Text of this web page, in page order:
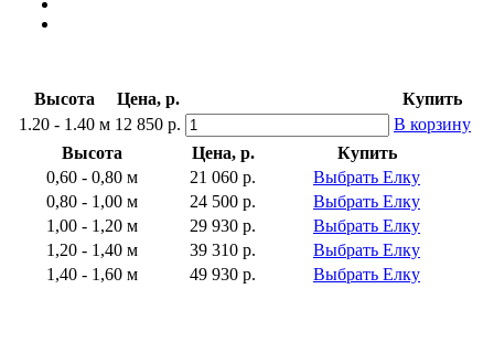
Высота Цена, р.
Купить
1.20 - 1.40 м 12 850 р.
В корзину
Высота
Цена, р.
Купить
0,60 - 0,80 м
21 060 р.
Выбрать Елку
0,80 - 1,00 м
24 500 р.
Выбрать Елку
1,00 - 1,20 м
29 930 р.
Выбрать Елку
1,20 - 1,40 м
39 310 р.
Выбрать Елку
1,40 - 1,60 м
49 930 р. Выбрать Елку